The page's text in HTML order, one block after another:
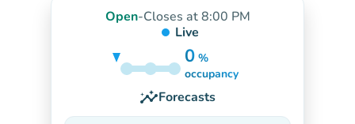
Open-Closes at 8:00 PM
Live
0 %
25%
occupancy
insightsForecasts